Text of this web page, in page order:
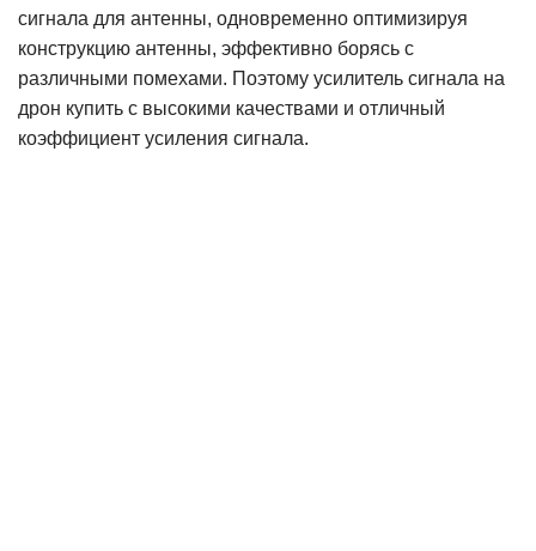
сигнала для антенны, одновременно оптимизируя
конструкцию антенны, эффективно борясь с
различными помехами. Поэтому усилитель сигнала на
дрон купить с высокими качествами и отличный
коэффициент усиления сигнала.